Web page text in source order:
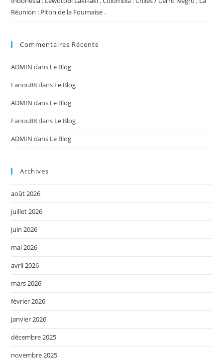
Réunion : Piton de la Fournaise .
Commentaires Récents
ADMIN dans Le Blog
Fanou88dans Le Blog
ADMIN dans Le Blog
Fanou88dans Le Blog
ADMIN dans Le Blog
Archives
août 2026
juillet 2026
juin 2026
mai 2026
avril 2026
mars 2026
février 2026
janvier 2026
décembre 2025
novembre 2025